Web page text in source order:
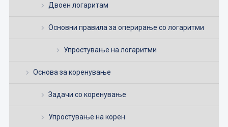
Двоен логаритам
Основни правила за оперирање со логаритми
Упростување на логаритми
Основа за коренување
Задачи со коренување
Упростување на корен